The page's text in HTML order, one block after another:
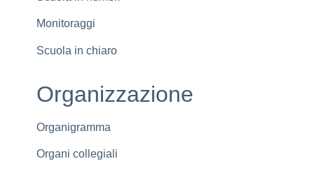
Monitoraggi
Scuola in chiaro
Organizzazione
Organigramma
Organi collegiali